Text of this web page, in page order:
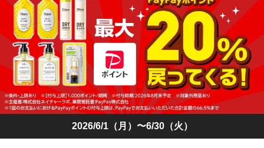
2026/6/1（月）〜6/30（火）